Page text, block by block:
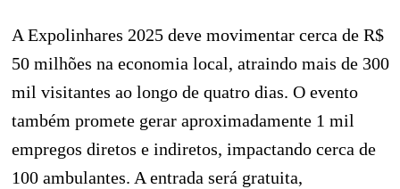
A Expolinhares 2025 deve movimentar cerca de R$
50 milhões na economia local, atraindo mais de 300
mil visitantes ao longo de quatro dias. O evento
também promete gerar aproximadamente 1 mil
empregos diretos e indiretos, impactando cerca de
100 ambulantes. A entrada será gratuita,